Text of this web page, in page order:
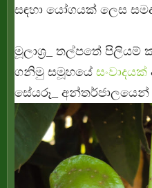
සඳහා යෝගයක් ලෙස
මූලාශ්‍ර‍_ තල්පතේ පිලියම්
ගනිමු සමූහයේ සංවාදයක්
සේයරූ_ අන්තර්ජාලයෙන්